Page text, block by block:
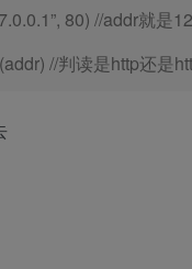
80) //addr就是
//判读是http还是